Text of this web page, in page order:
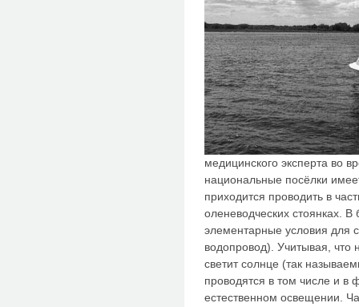
медицинского эксперта во
национальные посёлки
приходится проводить в
оленеводческих стоянках. В
элементарные условия для
водопровод). Учитывая,
светит солнце (так
проводятся в том числе и
естественном освещении.